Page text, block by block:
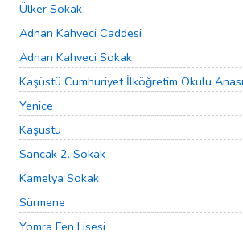
Ülker Sokak
Adnan Kahveci Caddesi
Adnan Kahveci Sokak
Kaşüstü Cumhuriyet İlköğretim Okulu
Yenice
Kaşüstü
Sancak 2. Sokak
Kamelya Sokak
Sürmene
Yomra Fen Lisesi